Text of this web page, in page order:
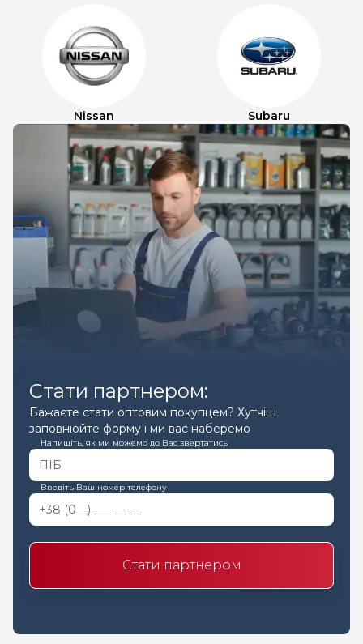
Nissan Subaru
Стати партнером:
Бажаєте стати оптовим покупцем? Хутчіш
заповнюйте форму і ми вас наберемо
Напишіть, як ми можемо до Вас звертатись
Введіть Ваш номер телефону
Стати партнером